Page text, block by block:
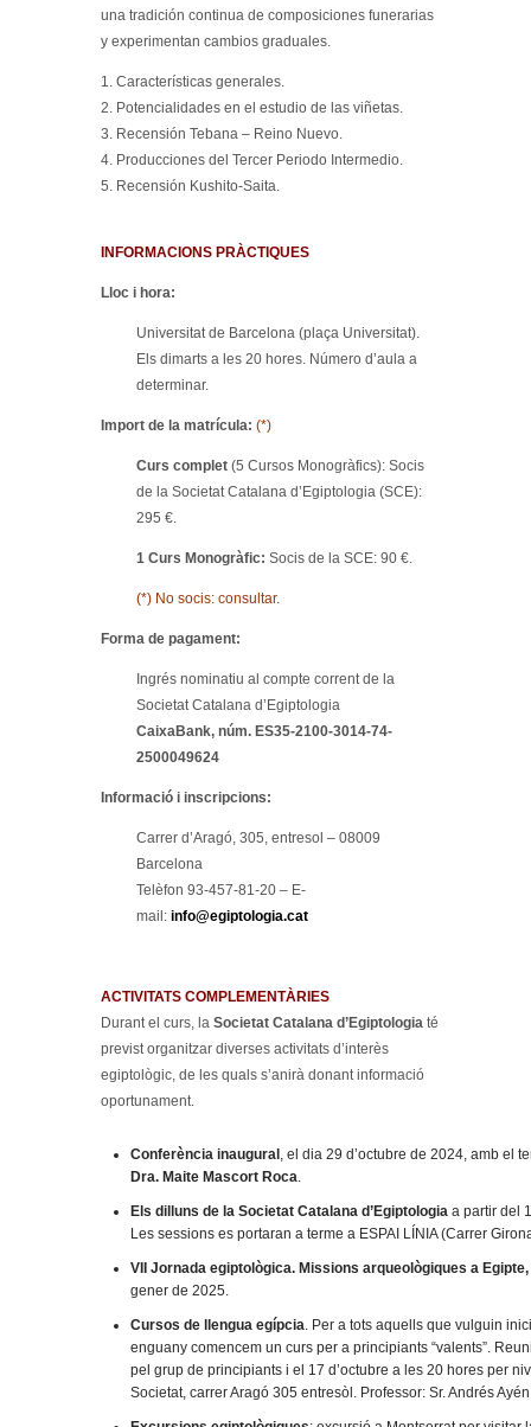
una tradición continua de composiciones funerarias
y experimentan cambios graduales.
1. Características generales.
2. Potencialidades en el estudio de las viñetas.
3. Recensión Tebana – Reino Nuevo.
4. Producciones del Tercer Periodo Intermedio.
5. Recensión Kushito-Saita.
INFORMACIONS PRÀCTIQUES
Lloc i hora:
Universitat de Barcelona (plaça Universitat).
Els dimarts a les 20 hores. Número d’aula a
determinar.
Import de la matrícula: (*)
Curs complet (5 Cursos Monogràfics): Socis
de la Societat Catalana d’Egiptologia (SCE):
295 €.
1 Curs Monogràfic: Socis de la SCE: 90 €.
(*) No socis: consultar.
Forma de pagament:
Ingrés nominatiu al compte corrent de la
Societat Catalana d’Egiptologia
CaixaBank, núm. ES35-2100-3014-74-
2500049624
Informació i inscripcions:
Carrer d’Aragó, 305, entresol – 08009
Barcelona
Telèfon 93-457-81-20 – E-
mail: info@egiptologia.cat
ACTIVITATS COMPLEMENTÀRIES
Durant el curs, la Societat Catalana d’Egiptologia té
previst organitzar diverses activitats d’interès
egiptològic, de les quals s’anirà donant informació
oportunament.
Conferència inaugural , el dia 29 d’octubre de 2024, amb el
Dra. Maite Mascort Roca.
Els dilluns de la Societat Catalana d’Egiptologia a partir del
Les sessions es portaran a terme a ESPAI LÍNIA (Carrer
VII Jornada egiptològica. Missions arqueològiques a
gener de 2025.
Cursos de llengua egípcia. Per a tots aquells que vulguin
enguany comencem un curs per a principiants “valents”.
pel grup de principiants i el 17 d’octubre a les 20 hores per
Societat, carrer Aragó 305 entresòl. Professor: Sr. Andrés